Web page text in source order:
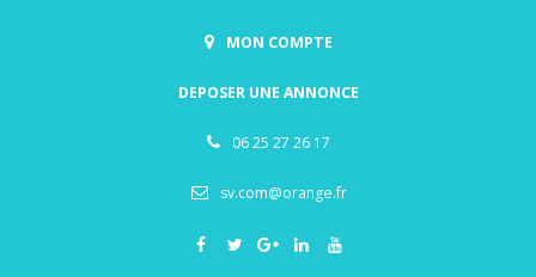
MON COMPTE
DEPOSER UNE ANNONCE
06 25 27 26 17
sv.com@orange.fr